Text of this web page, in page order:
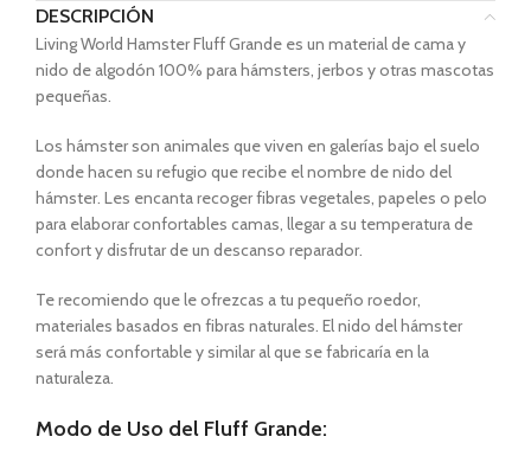
DESCRIPCIÓN
Living World Hamster Fluff Grande es un material de cama y
nido de algodón 100% para hámsters, jerbos y otras mascotas
pequeñas.
Los hámster son animales que viven en galerías bajo el suelo
donde hacen su refugio que recibe el nombre de nido del
hámster. Les encanta recoger fibras vegetales, papeles o pelo
para elaborar confortables camas, llegar a su temperatura de
confort y disfrutar de un descanso reparador.
Te recomiendo que le ofrezcas a tu pequeño roedor,
materiales basados en fibras naturales. El nido del hámster
será más confortable y similar al que se fabricaría en la
naturaleza.
Modo de Uso del Fluff Grande: